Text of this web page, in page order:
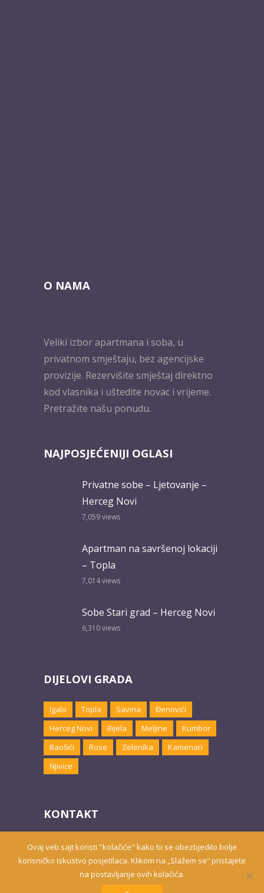
O NAMA
Veliki izbor apartmana i soba, u
privatnom smještaju, bez agencijske
provizije. Rezervišite smještaj direktno
kod vlasnika i uštedite novac i vrijeme.
Pretražite našu ponudu.
NAJPOSJEĆENIJI OGLASI
Privatne sobe – Ljetovanje –
Herceg Novi
7,059views
Apartman na savršenoj lokaciji
– Topla
7,014views
Sobe Stari grad – Herceg Novi
6,310views
DIJELOVI GRADA
Igalo Topla Savina
Đenovići
Herceg Novi
Bijela Meljine
Kumbor
Baošići
Rose Zelenika
Kamenari
Njivice
KONTAKT
Email:marketing@hnsmjestaj.com
Ovaj veb sajt koristi "kolačiće" kako bi se obezbjedilo bolje
korisničko iskustvo posjetilaca. Klikom na „Slažem se“ pristajete
na postavljanje ovih kolačića.